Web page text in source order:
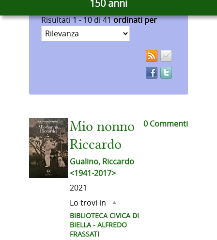
150 anni
ricerca
corrente
dalla
ricerca
corrente
Risultati1-10di41ordinati per
RSS
Facebook
Mio nonno
Riccardo
Gualino, Riccardo
<1941-2017>
2021
Lo trovi in
BIBLIOTECA CIVICA DI
BIELLA - ALFREDO
FRASSATI
0 Commenti